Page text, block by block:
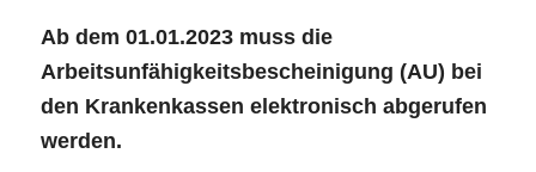
Ab dem 01.01.2023 muss die
Arbeitsunfähigkeitsbescheinigung (AU) bei
den Krankenkassen elektronisch abgerufen
werden.